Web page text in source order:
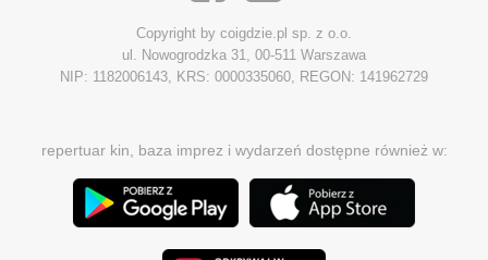
Copyright by coigdzie.pl sp. z o.o.
ul. Nowogrodzka 31, 00-511 Warszawa
NIP: 1182006143, KRS: 0000335060, REGON: 141962729
repertuar kin, baza imprez i wydarzeń dostępne również w: